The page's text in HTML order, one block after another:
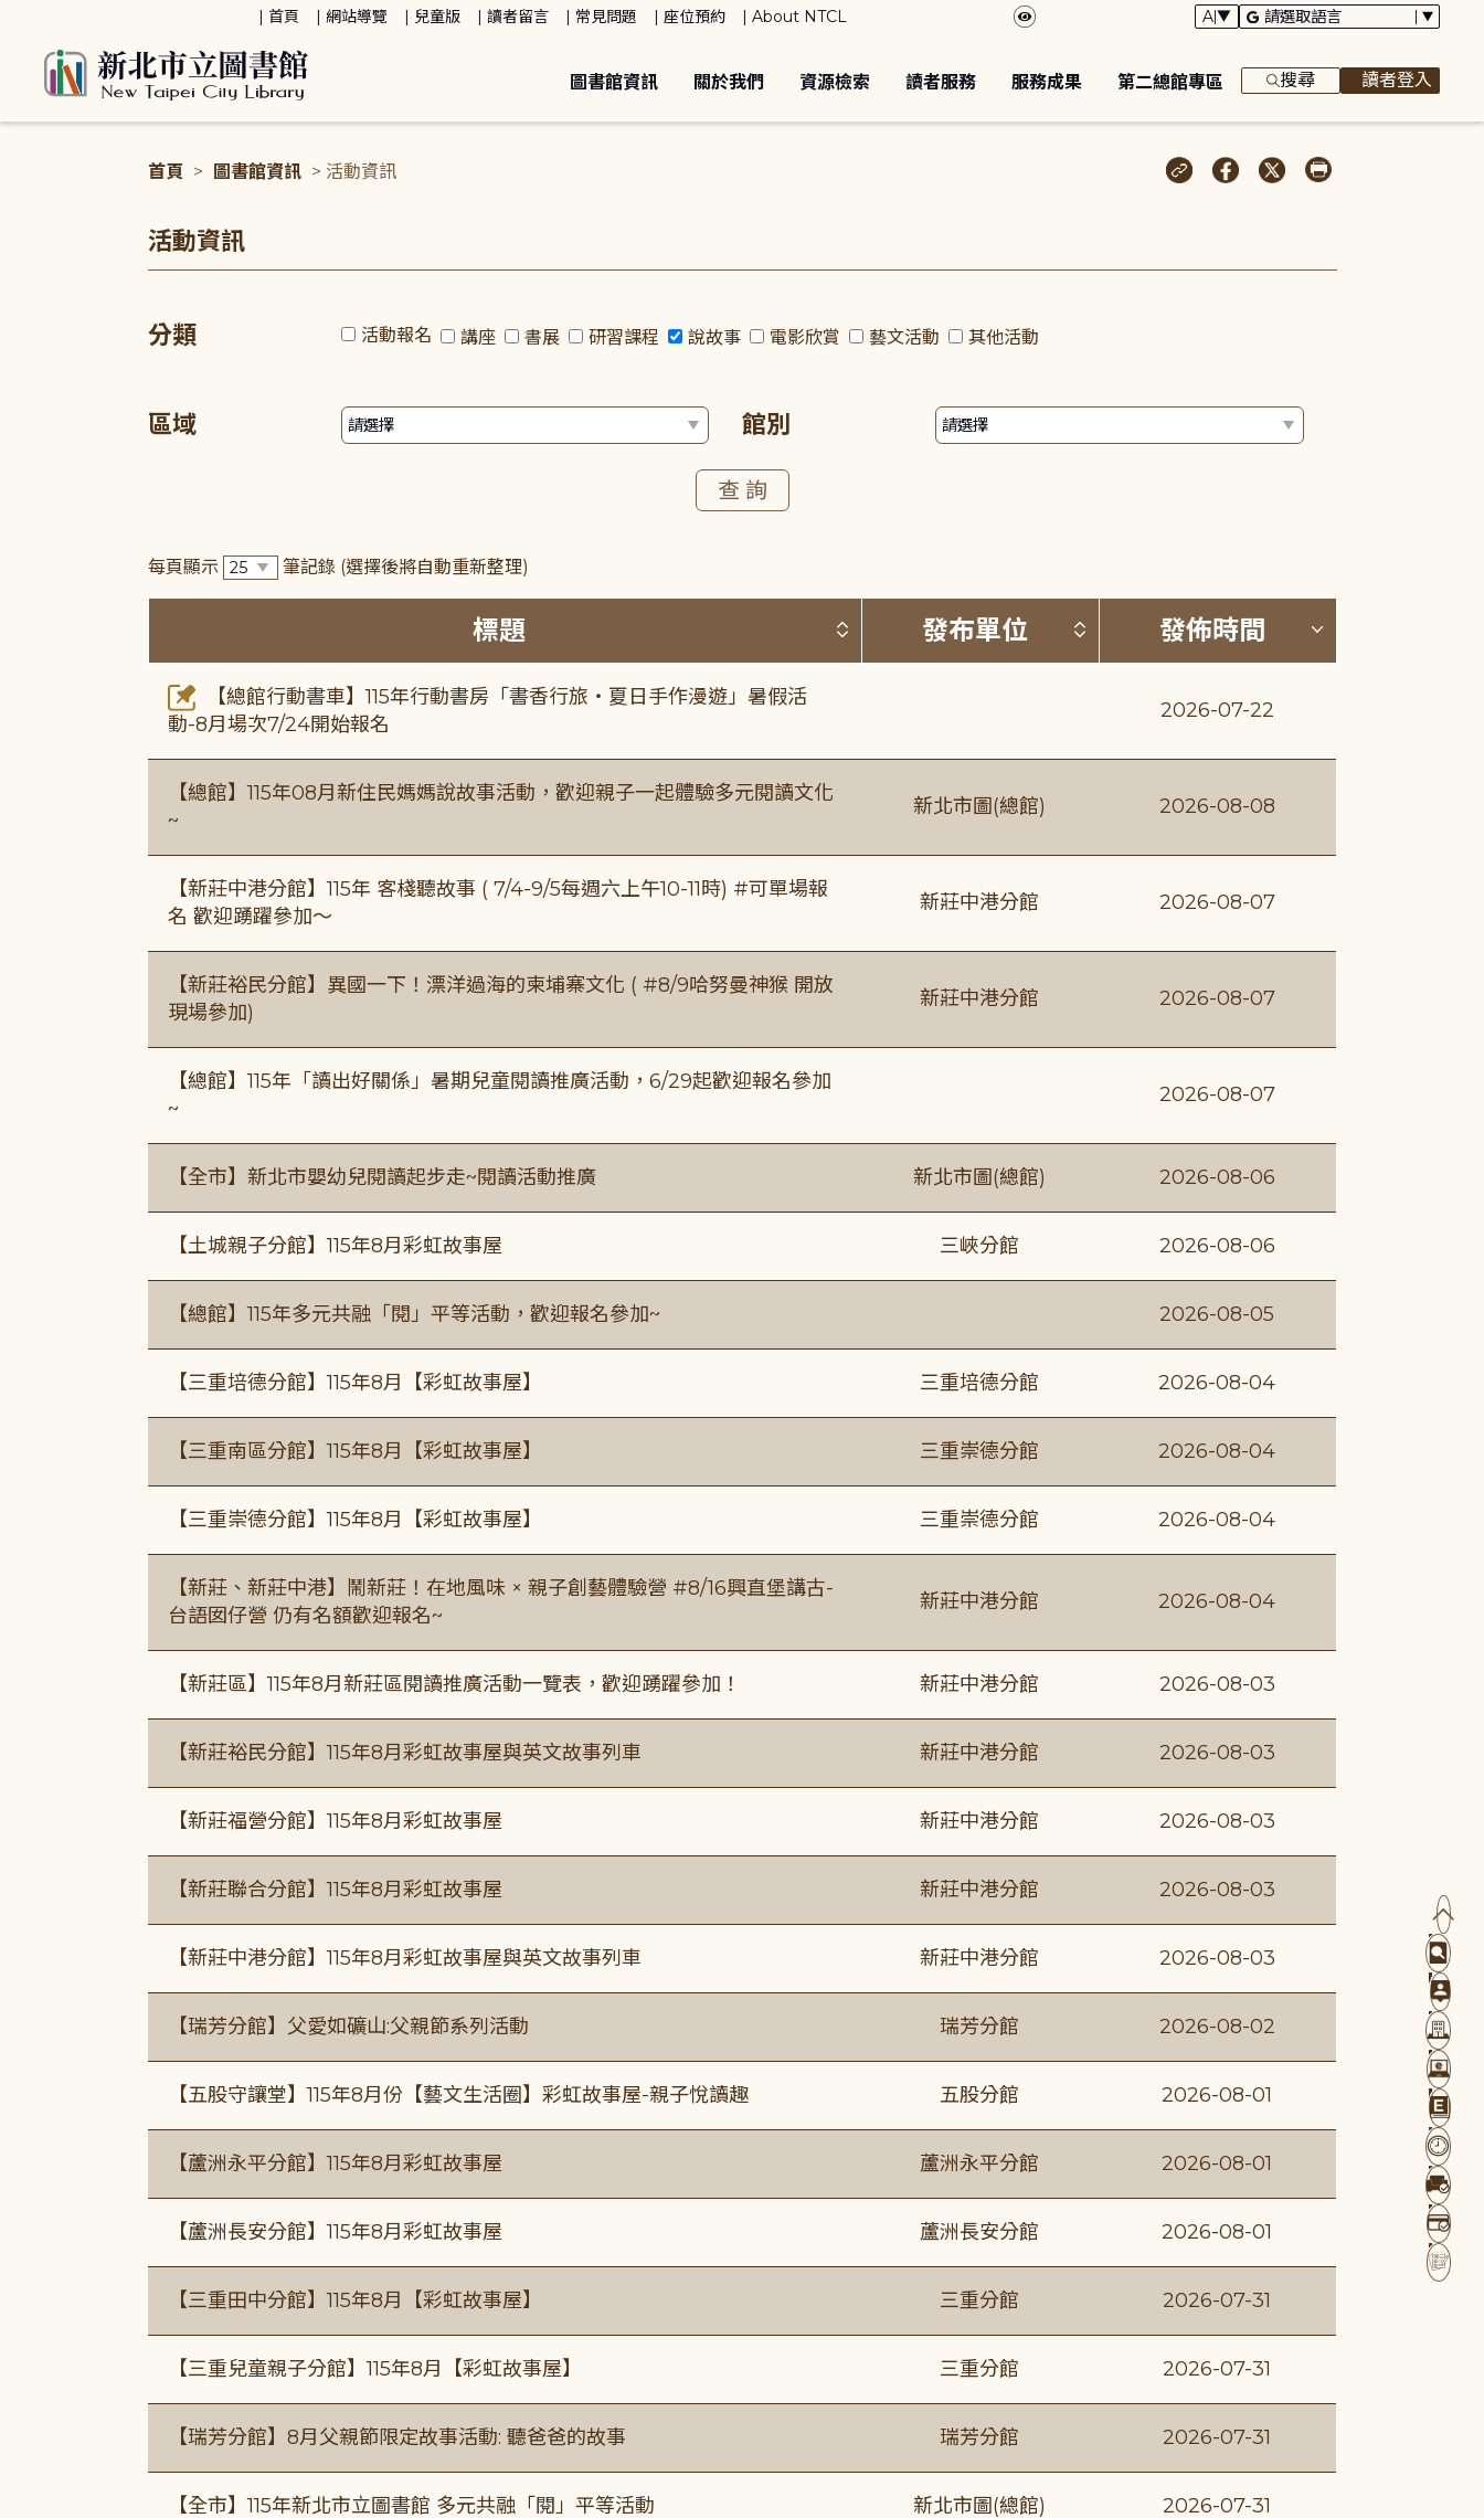
首頁 網站導覽 兒童版 讀者留言 常見問題 座位預約 About NTCL
圖書館資訊 關於我們 資源檢索 讀者服務 服務成果 第二總館專區 搜尋 讀者登入
首頁 > 圖書館資訊 > 活動資訊
活動資訊
分類 活動報名 講座 書展 研習課程 說故事 電影欣賞 藝文活動 其他活動
區域 館別
每頁顯示 筆記錄 (選擇後將自動重新整理)
標題 按標題排序 (升降冪)
發布單位 按發布單位排序 (升降冪)
發佈時間 按發佈時間
【總館行動書車】115年行動書房「書香行旅・夏日手作漫遊」暑假活
動-8月場次7/24開始報名
2026-07-22
【總館】115年08月新住民媽媽說故事活動，歡迎親子一起體驗多元閱讀文化
~
新北市圖(總館) 2026-08-08
【新莊中港分館】115年 客棧聽故事 ( 7/4-9/5每週六上午10-11時) #可單場報
名 歡迎踴躍參加～
新莊中港分館 2026-08-07
【新莊裕民分館】異國一下！漂洋過海的柬埔寨文化 ( #8/9哈努曼神猴 開放
現場參加)
新莊中港分館 2026-08-07
【總館】115年「讀出好關係」暑期兒童閱讀推廣活動，6/29起歡迎報名參加
~
2026-08-07
【全市】新北市嬰幼兒閱讀起步走~閱讀活動推廣 新北市圖(總館) 2026-08-06
【土城親子分館】115年8月彩虹故事屋 三峽分館 2026-08-06
【總館】115年多元共融「閱」平等活動，歡迎報名參加~ 2026-08-05
【三重培德分館】115年8月【彩虹故事屋】 三重培德分館 2026-08-04
【三重南區分館】115年8月【彩虹故事屋】 三重崇德分館 2026-08-04
【三重崇德分館】115年8月【彩虹故事屋】 三重崇德分館 2026-08-04
【新莊、新莊中港】鬧新莊！在地風味 × 親子創藝體驗營 #8/16興直堡講古-
台語囡仔營 仍有名額歡迎報名~
新莊中港分館 2026-08-04
【新莊區】115年8月新莊區閱讀推廣活動一覽表，歡迎踴躍參加！ 新莊中港分館 2026-08-03
【新莊裕民分館】115年8月彩虹故事屋與英文故事列車 新莊中港分館 2026-08-03
【新莊福營分館】115年8月彩虹故事屋 新莊中港分館 2026-08-03
【新莊聯合分館】115年8月彩虹故事屋 新莊中港分館 2026-08-03
【新莊中港分館】115年8月彩虹故事屋與英文故事列車 新莊中港分館 2026-08-03
【瑞芳分館】父愛如礦山:父親節系列活動 瑞芳分館 2026-08-02
【五股守讓堂】115年8月份【藝文生活圈】彩虹故事屋-親子悅讀趣 五股分館 2026-08-01
【蘆洲永平分館】115年8月彩虹故事屋 蘆洲永平分館 2026-08-01
【蘆洲長安分館】115年8月彩虹故事屋 蘆洲長安分館 2026-08-01
【三重田中分館】115年8月【彩虹故事屋】 三重分館 2026-07-31
【三重兒童親子分館】115年8月【彩虹故事屋】 三重分館 2026-07-31
【瑞芳分館】8月父親節限定故事活動: 聽爸爸的故事 瑞芳分館 2026-07-31
【全市】115年新北市立圖書館 多元共融「閱」平等活動 新北市圖(總館) 2026-07-31